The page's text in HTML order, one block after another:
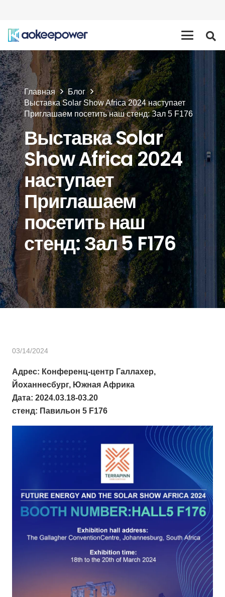
Главная
Блог
Выставка Solar Show Africa 2024 наступает
Приглашаем посетить наш стенд: Зал 5 F176
Выставка Solar
Show Africa 2024
наступает
Приглашаем
посетить наш
стенд: Зал 5 F176
03/14/2024
Адрес: Конференц-центр Галлахер,
Йоханнесбург, Южная Африка
Дата: 2024.03.18-03.20
стенд: Павильон 5 F176